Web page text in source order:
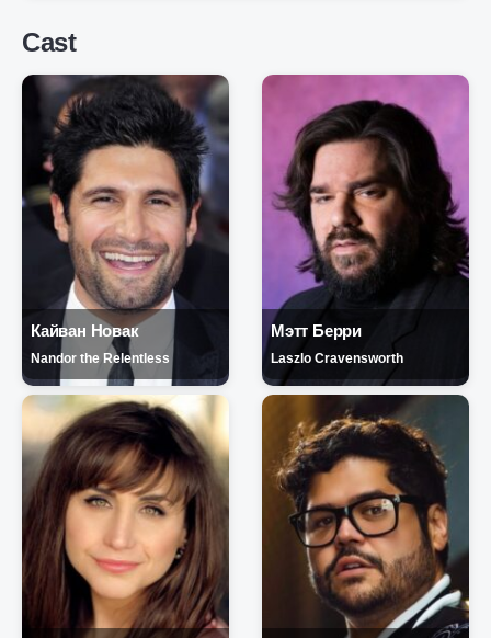
Cast
Кайван Новак
Nandor the Relentless
Мэтт Берри
Laszlo Cravensworth